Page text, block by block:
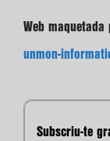
Web maquetada
unmon-
Subscriu-te